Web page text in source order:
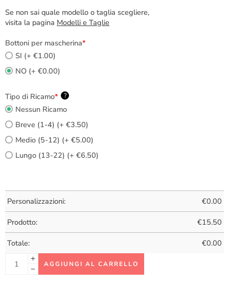
Se non sai quale modello o taglia scegliere,
visita la pagina Modelli e Taglie
Bottoni per mascherina*
SI (+ €1.00)
NO (+ €0.00)
Tipo di Ricamo* ?
Nessun Ricamo
Breve (1-4) (+ €3.50)
Medio (5-12) (+ €5.00)
Lungo (13-22) (+ €6.50)
Personalizzazioni: €0.00
Prodotto: €15.50
Totale: €0.00
AGGIUNGI AL CARRELLO